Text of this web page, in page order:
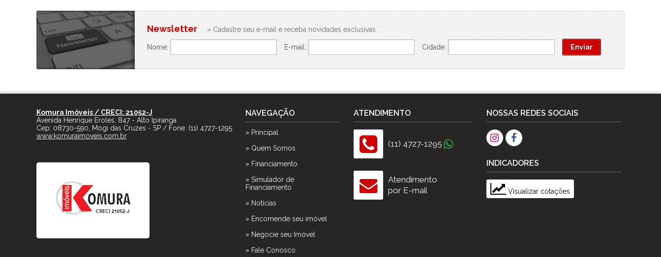
Newsletter » Cadastre seu e-mail e receba novidades exclusivas.
Nome: E-mail: Cidade:
Komura Imóveis / CRECI: 21052-J
Avenida Henrique Eroles, 847 - Alto Ipiranga
Cep: 08730-590 Mogi das Cruzes - SP/ Fone: (11) 4727-1295
www.komuraimoveis.com.br
NAVEGAÇÃO
» Principal
» Quem Somos
» Financiamento
» Simulador de
Financiamento
» Notícias
» Encomende seu imóvel
» Negocie seu Imóvel
» Fale Conosco
ATENDIMENTO
(11) 4727-1295
Atendimento
por E-mail
NOSSAS REDES SOCIAIS
INDICADORES
Visualizar cotações